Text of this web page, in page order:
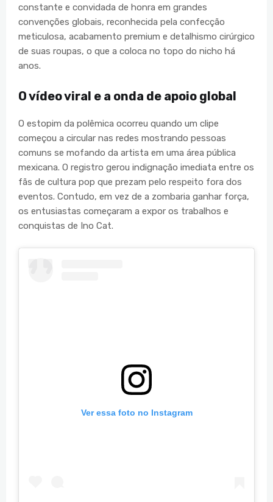
constante e convidada de honra em grandes
convenções globais, reconhecida pela confecção
meticulosa, acabamento premium e detalhismo cirúrgico
de suas roupas, o que a coloca no topo do nicho há
anos.
O vídeo viral e a onda de apoio global
O estopim da polêmica ocorreu quando um clipe
começou a circular nas redes mostrando pessoas
comuns se mofando da artista em uma área pública
mexicana. O registro gerou indignação imediata entre os
fãs de cultura pop que prezam pelo respeito fora dos
eventos. Contudo, em vez de a zombaria ganhar força,
os entusiastas começaram a expor os trabalhos e
conquistas de Ino Cat.
Ver essa foto no Instagram